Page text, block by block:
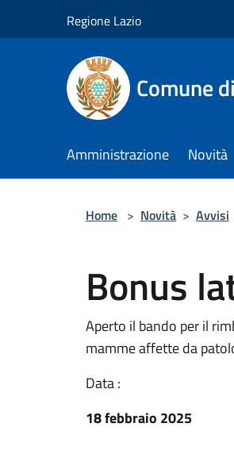
Regione Lazio
Comune
Amministrazione Novità
Home > Novità > Avvisi
Bonus
Aperto il bando per il
mamme affette da
Data :
18 febbraio 2025